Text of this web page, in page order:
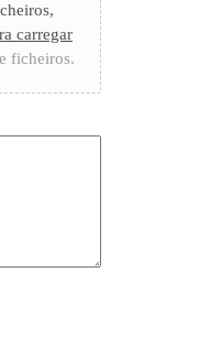
carregar
ficheiros.